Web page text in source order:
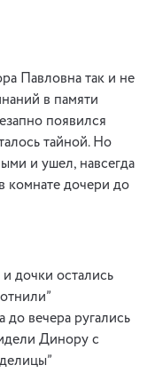
Павловна так и не
в памяти
появился
тайной. Но
и ушел, навсегда
комнате дочери до
дочки остались
вечера ругались
Динору с